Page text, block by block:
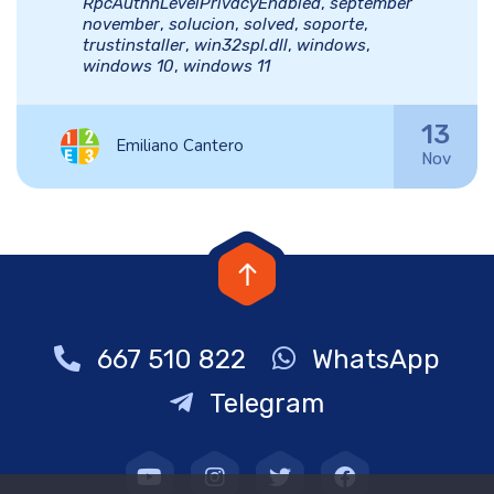
november, solucion, solved, soporte,
trustinstaller, win32spl.dll, windows,
windows 10, windows 11
Emiliano Cantero 13
Nov
667 510 822
WhatsApp
Telegram